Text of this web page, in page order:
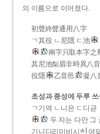
의 이름으로 이어졌다.
初聲終聲通用八字
ㄱ其役 ㄴ尼隱 ㄷ池
兩字只取本字之
其尼池梨眉非時異八
役隱
乙音邑 凝八
초성과 종성에 두루
ㄱ기역 ㄴ니은 ㄷ디귿
두 자는 다만 그
기니디리미비시
여